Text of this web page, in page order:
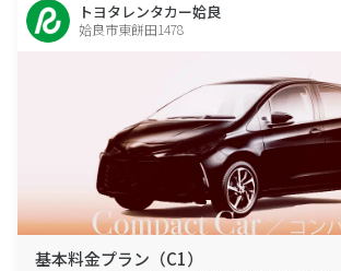
トヨタレンタカー姶良
姶良市東餅田1478
基本料金プラン（C1）